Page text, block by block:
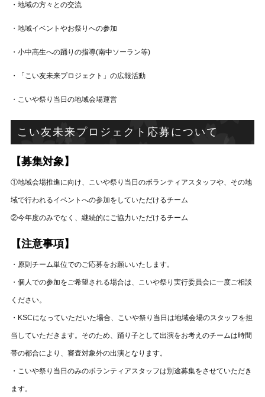
・地域の方々との交流
・地域イベントやお祭りへの参加
・小中高生への踊りの指導(南中ソーラン等)
・「こい友未来プロジェクト」の広報活動
・こいや祭り当日の地域会場運営
こい友未来プロジェクト応募について
【募集対象】
①地域会場推進に向け、こいや祭り当日のボランティアスタッフや、その地
域で行われるイベントへの参加をしていただけるチーム
②今年度のみでなく、継続的にご協力いただけるチーム
【注意事項】
・原則チーム単位でのご応募をお願いいたします。
・個人での参加をご希望される場合は、こいや祭り実行委員会に一度ご相談
ください。
・KSCになっていただいた場合、こいや祭り当日は地域会場のスタッフを担
当していただきます。そのため、踊り子として出演をお考えのチームは時間
帯の都合により、審査対象外の出演となります。
・こいや祭り当日のみのボランティアスタッフは別途募集をさせていただき
ます。